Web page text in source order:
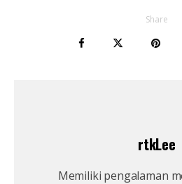
Share
rtkLee
Memiliki pengalaman